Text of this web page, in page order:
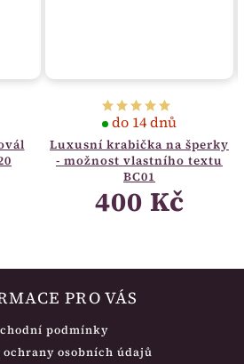
Luxusní krabička na šperky
- možnost vlastního textu
BC01
do 14 dnů
400 Kč
PRO VÁS
podmínky
osobních údajů